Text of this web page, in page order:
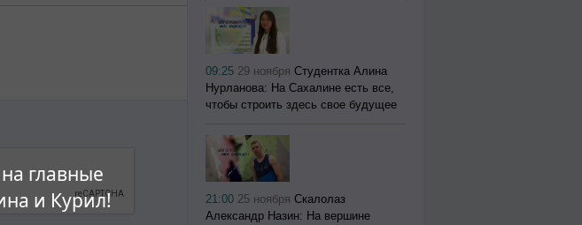
главные
и Курил!
09:25 29 ноября Студентка Алина
Нурланова: На Сахалине есть все,
чтобы строить здесь свое будущее
21:00 25 ноября Скалолаз
Александр Назин: На вершине